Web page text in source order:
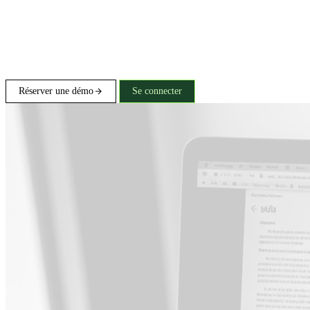
Réserver une démo Se connecter